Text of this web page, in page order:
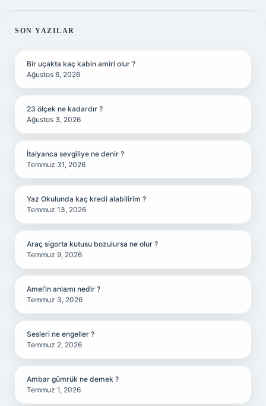
SIDEBAR
SON YAZILAR
Bir uçakta kaç kabin amiri olur ?
Ağustos 6, 2026
23 ölçek ne kadardır ?
Ağustos 3, 2026
İtalyanca sevgiliye ne denir ?
Temmuz 31, 2026
Yaz Okulunda kaç kredi alabilirim ?
Temmuz 13, 2026
Araç sigorta kutusu bozulursa ne olur ?
Temmuz 9, 2026
Amel’in anlamı nedir ?
Temmuz 3, 2026
Sesleri ne engeller ?
Temmuz 2, 2026
Ambar gümrük ne demek ?
Temmuz 1, 2026